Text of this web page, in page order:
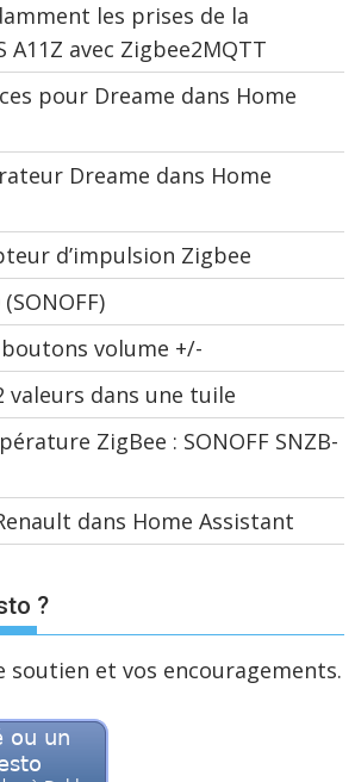
les prises de la
avec Zigbee2MQTT
pour Dreame dans Home
Dreame dans Home
d’impulsion Zigbee
volume +/-
valeurs dans une tuile
ZigBee : SONOFF SNZB-
dans Home Assistant
?
soutien et vos encouragements.